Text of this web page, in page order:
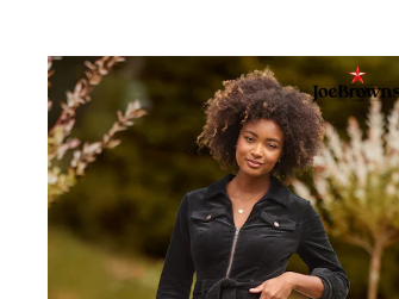
Underwear & Socks
All Underwear
Pyjamas
Slippers
Socks
All Accessories
Bags
Hats
Shop All Boys
Sneakers
Hoodies & Sweatshirts